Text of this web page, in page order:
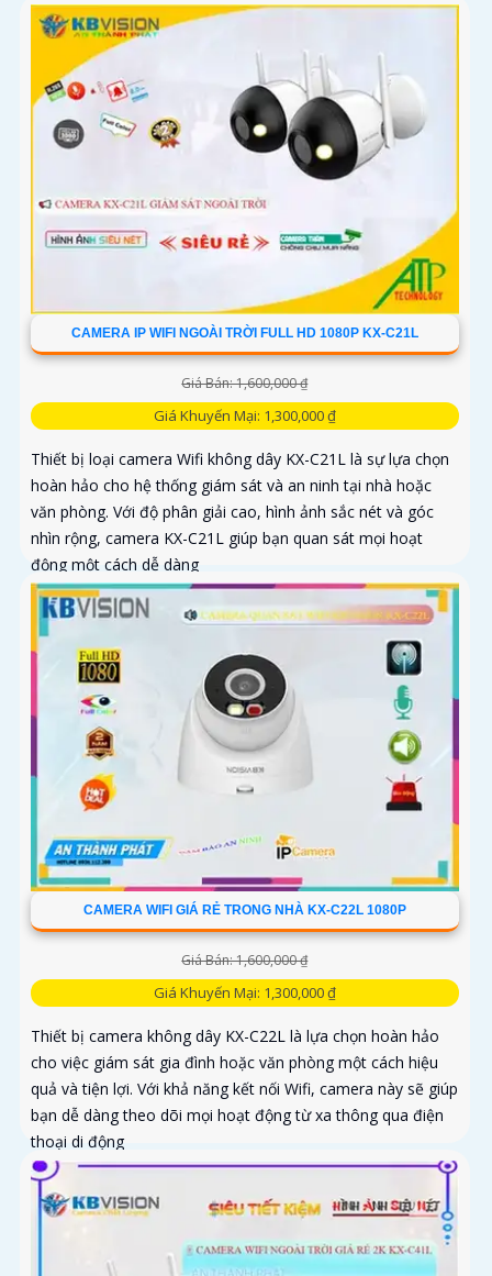
CAMERA IP WIFI NGOÀI TRỜI FULL HD 1080P KX-C21L
Giá Bán: 1,600,000 ₫
Giá Khuyến Mại: 1,300,000 ₫
Thiết bị loại camera Wifi không dây KX-C21L là sự lựa chọn
hoàn hảo cho hệ thống giám sát và an ninh tại nhà hoặc
văn phòng. Với độ phân giải cao, hình ảnh sắc nét và góc
nhìn rộng, camera KX-C21L giúp bạn quan sát mọi hoạt
động một cách dễ dàng
CAMERA WIFI GIÁ RẺ TRONG NHÀ KX-C22L 1080P
Giá Bán: 1,600,000 ₫
Giá Khuyến Mại: 1,300,000 ₫
Thiết bị camera không dây KX-C22L là lựa chọn hoàn hảo
cho việc giám sát gia đình hoặc văn phòng một cách hiệu
quả và tiện lợi. Với khả năng kết nối Wifi, camera này sẽ giúp
bạn dễ dàng theo dõi mọi hoạt động từ xa thông qua điện
thoại di động